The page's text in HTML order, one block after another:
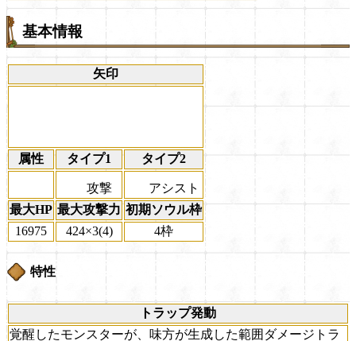
基本情報
矢印
属性 タイプ1 タイプ2
攻撃
アシスト
最大HP 最大攻撃力 初期ソウル枠
16975
424×3(4) 4枠
特性
トラップ発動
覚醒したモンスターが、味方が生成した範囲ダメージトラ